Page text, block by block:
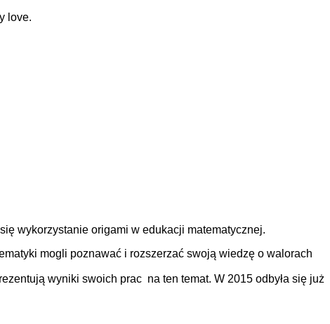
love.
wykorzystanie origami w edukacji matematycznej.
mogli poznawać i rozszerzać swoją wiedzę o walorach
wyniki swoich prac na ten temat. W 2015 odbyła się już